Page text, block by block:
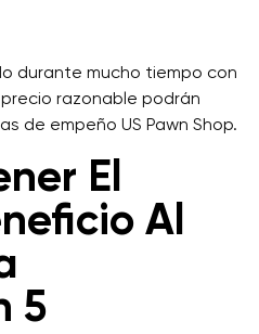
durante mucho tiempo con
razonable podrán
de empeño US Pawn Shop.
El
Al
5